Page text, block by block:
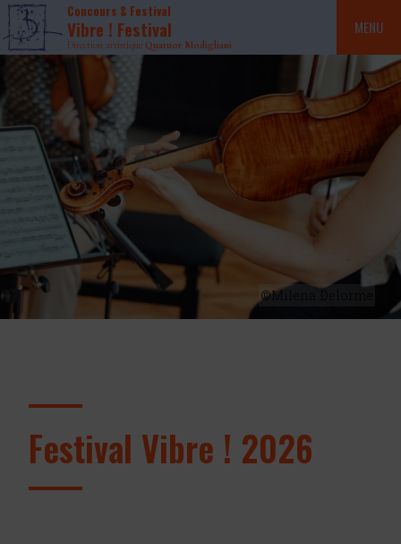
Concours & Festival
Vibre ! Festival
Direction artistique Quatuor Modigliani
MENU
©Milena Delorme
Festival Vibre ! 2026